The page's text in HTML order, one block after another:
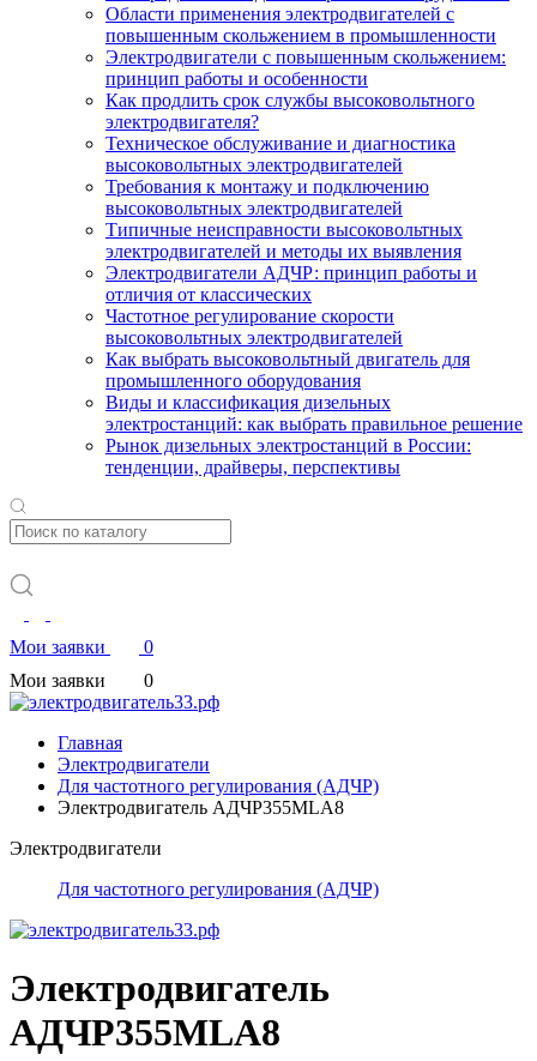
Области применения электродвигателей с
повышенным скольжением в промышленности
Электродвигатели с повышенным скольжением:
принцип работы и особенности
Как продлить срок службы высоковольтного
электродвигателя?
Техническое обслуживание и диагностика
высоковольтных электродвигателей
Требования к монтажу и подключению
высоковольтных электродвигателей
Типичные неисправности высоковольтных
электродвигателей и методы их выявления
Электродвигатели АДЧР: принцип работы и
отличия от классических
Частотное регулирование скорости
высоковольтных электродвигателей
Как выбрать высоковольтный двигатель для
промышленного оборудования
Виды и классификация дизельных
электростанций: как выбрать правильное решение
Рынок дизельных электростанций в России:
тенденции, драйверы, перспективы
Мои заявки
0
Мои заявки
0
Главная
Электродвигатели
Для частотного регулирования (АДЧР)
Электродвигатель АДЧР355MLA8
Электродвигатели
Для частотного регулирования (АДЧР)
Электродвигатель
АДЧР355MLA8